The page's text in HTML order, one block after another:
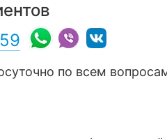
по всем